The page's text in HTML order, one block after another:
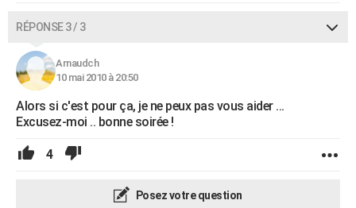
RÉPONSE 3 / 3
Arnaudch
10 mai 2010 à 20:50
Alors si c'est pour ça, je ne peux pas vous aider ...
Excusez-moi .. bonne soirée !
4
Posez votre question